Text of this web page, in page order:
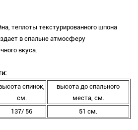
теплоты текстурированного шпона
в спальне атмосферу
вкуса.
спинок,
см.
высота до спального
места, см.
137/ 56 51 см.